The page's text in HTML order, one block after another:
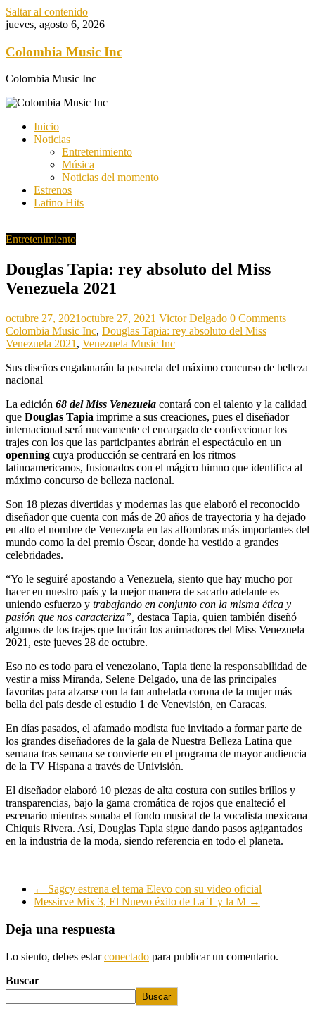
Saltar al contenido
jueves, agosto 6, 2026
Colombia Music Inc
Colombia Music Inc
Inicio
Noticias
Entretenimiento
Música
Noticias del momento
Estrenos
Latino Hits
Entretenimiento
Douglas Tapia: rey absoluto del Miss
Venezuela 2021
octubre 27, 2021octubre 27, 2021 Victor Delgado 0 Comments
Colombia Music Inc, Douglas Tapia: rey absoluto del Miss
Venezuela 2021 , Venezuela Music Inc
Sus diseños engalanarán la pasarela del máximo concurso de belleza
nacional
La edición 68 del Miss Venezuela contará con el talento y la calidad
que Douglas Tapia imprime a sus creaciones, pues el diseñador
internacional será nuevamente el encargado de confeccionar los
trajes con los que las participantes abrirán el espectáculo en un
openning cuya producción se centrará en los ritmos
latinoamericanos, fusionados con el mágico himno que identifica al
máximo concurso de belleza nacional.
Son 18 piezas divertidas y modernas las que elaboró el reconocido
diseñador que cuenta con más de 20 años de trayectoria y ha dejado
en alto el nombre de Venezuela en las alfombras más importantes del
mundo como la del premio Óscar, donde ha vestido a grandes
celebridades.
“Yo le seguiré apostando a Venezuela, siento que hay mucho por
hacer en nuestro país y la mejor manera de sacarlo adelante es
uniendo esfuerzo y trabajando en conjunto con la misma ética y
pasión que nos caracteriza”, destaca Tapia, quien también diseñó
algunos de los trajes que lucirán los animadores del Miss Venezuela
2021, este jueves 28 de octubre.
Eso no es todo para el venezolano, Tapia tiene la responsabilidad de
vestir a miss Miranda, Selene Delgado, una de las principales
favoritas para alzarse con la tan anhelada corona de la mujer más
bella del país desde el estudio 1 de Venevisión, en Caracas.
En días pasados, el afamado modista fue invitado a formar parte de
los grandes diseñadores de la gala de Nuestra Belleza Latina que
semana tras semana se convierte en el programa de mayor audiencia
de la TV Hispana a través de Univisión.
El diseñador elaboró 10 piezas de alta costura con sutiles brillos y
transparencias, bajo la gama cromática de rojos que enalteció el
escenario mientras sonaba el fondo musical de la vocalista mexicana
Chiquis Rivera. Así, Douglas Tapia sigue dando pasos agigantados
en la industria de la moda, siendo referencia en todo el planeta.
← Sagcy estrena el tema Elevo con su video oficial
Messirve Mix 3, El Nuevo éxito de La T y la M →
Deja una respuesta
Lo siento, debes estarconectado para publicar un comentario.
Buscar
Buscar